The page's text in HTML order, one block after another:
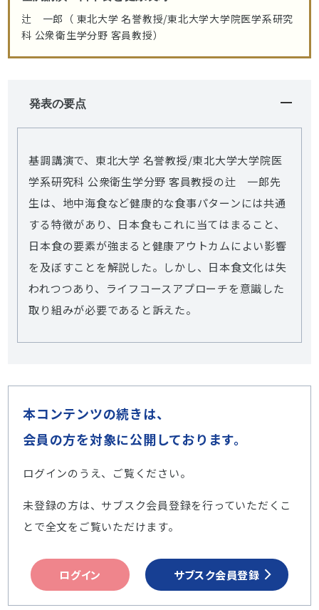
辻 一郎（ 東北大学 名誉教授/東北大学大学院医学系研究
科 公衆衛生学分野 客員教授）
発表の要点
基調講演で、東北大学 名誉教授/東北大学大学院医
学系研究科 公衆衛生学分野 客員教授の辻 一郎先
生は、地中海食など健康的な食事パターンには共通
する特徴があり、日本食もこれに当てはまること、
日本食の要素が強まると健康アウトカムによい影響
を及ぼすことを解説した。しかし、日本食文化は失
われつつあり、ライフコースアプローチを意識した
取り組みが必要であると訴えた。
本コンテンツの続きは、
会員の方を対象に公開しております。
ログインのうえ、ご覧ください。
未登録の方は、サブスク会員登録を行っていただくこ
とで全文をご覧いただけます。
ログイン サブスク会員登録